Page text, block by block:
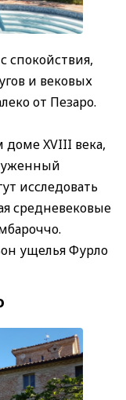
спокойствия,
и вековых
от Пезаро.
XVIII века,
исследовать
средневековые
ущелья Фурло